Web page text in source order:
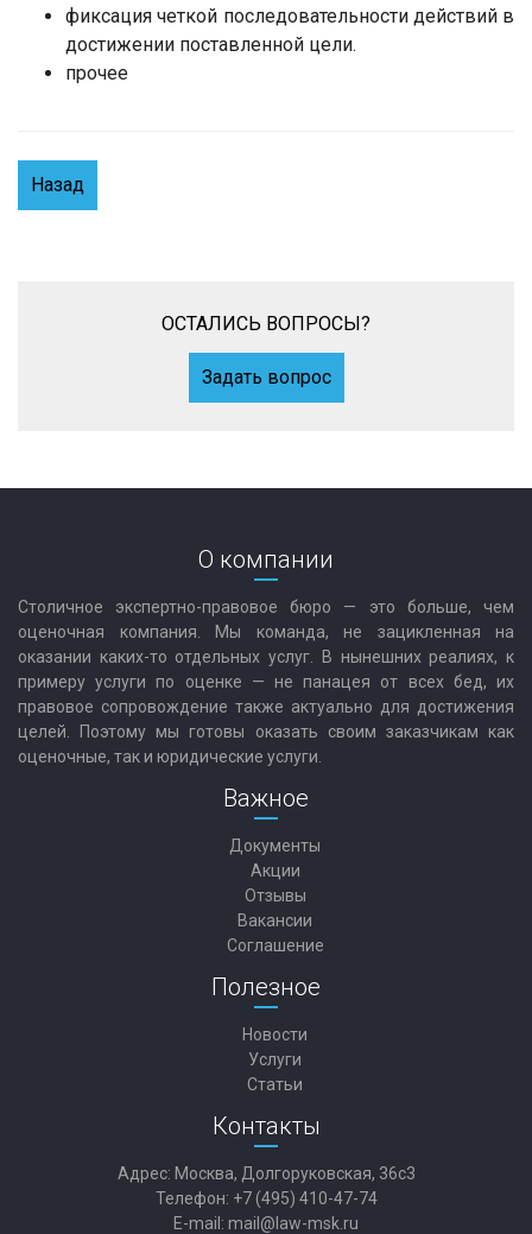
фиксация четкой последовательности действий в
достижении поставленной цели.
прочее
Назад
ОСТАЛИСЬ ВОПРОСЫ?
Задать вопрос
О компании
Столичное экспертно-правовое бюро — это больше, чем
оценочная компания. Мы команда, не зацикленная на
оказании каких-то отдельных услуг. В нынешних реалиях, к
примеру услуги по оценке — не панацея от всех бед, их
правовое сопровождение также актуально для достижения
целей. Поэтому мы готовы оказать своим заказчикам как
оценочные, так и юридические услуги.
Важное
Документы
Акции
Отзывы
Вакансии
Соглашение
Полезное
Новости
Услуги
Статьи
Контакты
Адрес: Москва, Долгоруковская, 36с3
Телефон: +7 (495) 410-47-74
E-mail: mail@law-msk.ru